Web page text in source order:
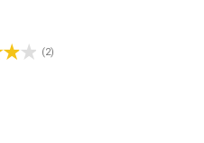
(2)